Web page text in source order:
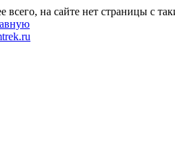
всего, на сайте нет страницы с